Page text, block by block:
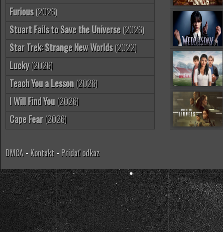
Furious(2026)
Stuart Fails to Save the Universe(2026)
Star Trek: Strange New Worlds(2022)
Lucky(2026)
Teach You a Lesson(2026)
I Will Find You(2026)
Cape Fear(2026)
DMCA - Kontakt - Pridať odkaz